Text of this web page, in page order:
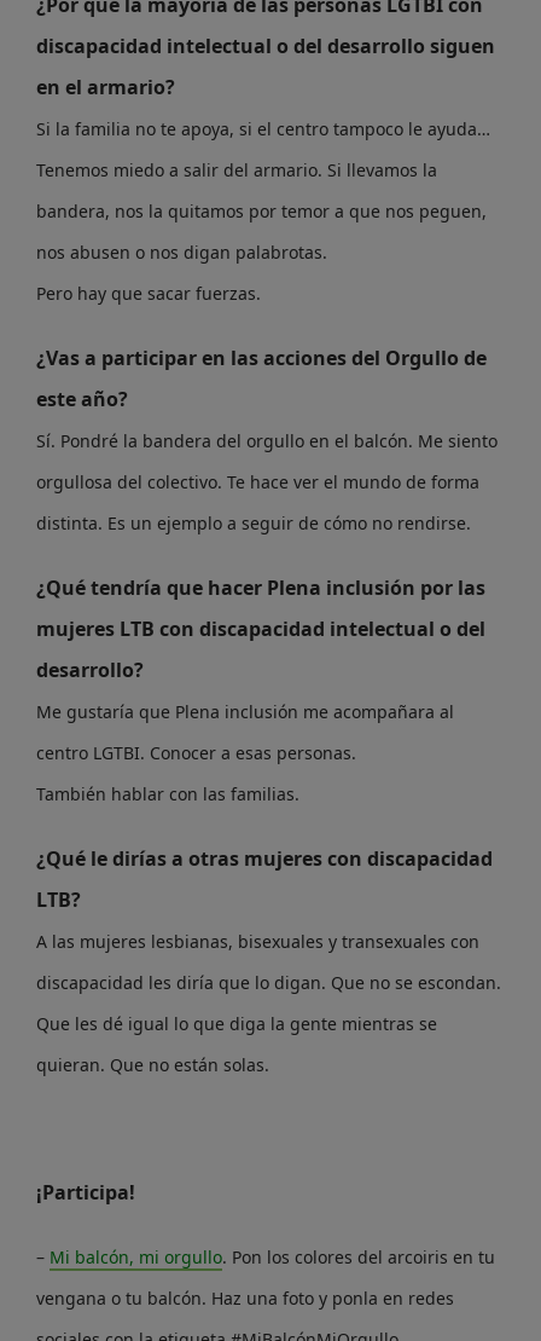
discapacidad intelectual o del desarrollo siguen
en el armario?
Si la familia no te apoya, si el centro tampoco le ayuda…
Tenemos miedo a salir del armario. Si llevamos la
bandera, nos la quitamos por temor a que nos peguen,
nos abusen o nos digan palabrotas.
Pero hay que sacar fuerzas.
¿Vas a participar en las acciones del Orgullo de
este año?
Sí. Pondré la bandera del orgullo en el balcón. Me siento
orgullosa del colectivo. Te hace ver el mundo de forma
distinta. Es un ejemplo a seguir de cómo no rendirse.
¿Qué tendría que hacer Plena inclusión por las
mujeres LTB con discapacidad intelectual o del
desarrollo?
Me gustaría que Plena inclusión me acompañara al
centro LGTBI. Conocer a esas personas.
También hablar con las familias.
¿Qué le dirías a otras mujeres con discapacidad
LTB?
A las mujeres lesbianas, bisexuales y transexuales con
discapacidad les diría que lo digan. Que no se escondan.
Que les dé igual lo que diga la gente mientras se
quieran. Que no están solas.
¡Participa!
– Mi balcón, mi orgullo. Pon los colores del arcoiris en tu
vengana o tu balcón. Haz una foto y ponla en redes